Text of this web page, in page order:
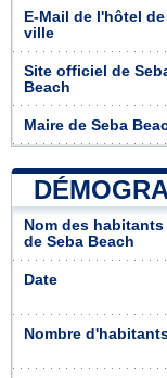
E-Mail de l'hôtel de
ville
Site officiel de
Beach
Maire de Seba
Nom des habitants
de Seba Beach
Date
Nombre